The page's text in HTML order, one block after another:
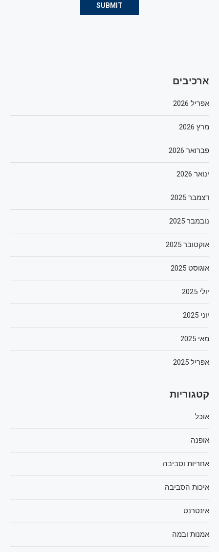
ארכיבים
אפריל 2026
מרץ 2026
פברואר 2026
ינואר 2026
דצמבר 2025
נובמבר 2025
אוקטובר 2025
אוגוסט 2025
יולי 2025
יוני 2025
מאי 2025
אפריל 2025
קטגוריות
אוכל
אופנה
אחריות וסביבה
איכות הסביבה
אינטרנט
אמנות ובמה